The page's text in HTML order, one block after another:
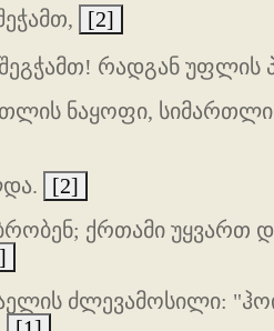
[2]
რადგან უფლის
ნაყოფი,
[2]
ქრთამი უყვართ
ძლევამოსილი: